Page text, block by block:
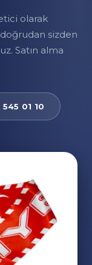
olarak
doğrudan sizden
Satın alma
545 01 10